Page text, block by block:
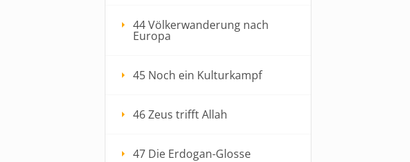
44 Völkerwanderung nach
Europa
45 Noch ein Kulturkampf
46 Zeus trifft Allah
47 Die Erdogan-Glosse